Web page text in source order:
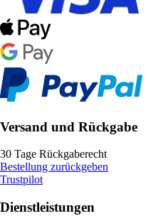
Versand und Rückgabe
30 Tage Rückgaberecht
Bestellung zurückgeben
Trustpilot
Dienstleistungen